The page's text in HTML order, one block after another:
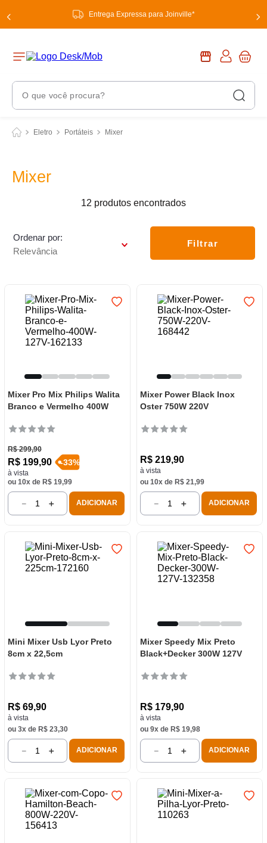
Entrega Expressa para Joinville*
O que você procura?
Eletro Portáteis Mixer
Mixer
12 produtos
Ordenar por
Relevância
Filtrar
Mixer Pro Mix Philips Walita
Branco e Vermelho 400W
R$ 299,90
R$ 199,90
à vista
-33%
ou 10x de R$ 19,99
＋
－ ADICIONAR
Mixer Power Black Inox
Oster 750W 220V
R$ 219,90
à vista
ou 10x de R$ 21,99
＋
－ ADICIONAR
Mini Mixer Usb Lyor Preto
8cm x 22,5cm
R$ 69,90
à vista
ou 3x de R$ 23,30
＋
－ ADICIONAR
Mixer Speedy Mix Preto
Black+Decker 300W 127V
R$ 179,90
à vista
ou 9x de R$ 19,98
＋
－ ADICIONAR
Termos Mais Buscados
2º
5º
6º luminária
8º panelas
9º varal
10º caneca